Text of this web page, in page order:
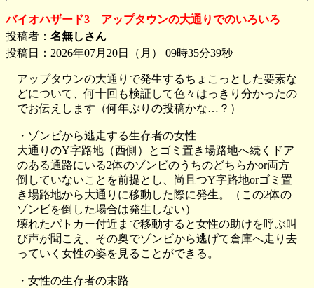
バイオハザード3 アップタウンの大通りでのいろいろ
投稿者： 名無しさん
投稿日：2026年07月20日（月） 09時35分39秒
アップタウンの大通りで発生するちょこっとした要素な
どについて、何十回も検証して色々はっきり分かったの
でお伝えします（何年ぶりの投稿かな…？）
・ゾンビから逃走する生存者の女性
大通りのY字路地（西側）とゴミ置き場路地へ続くドア
のある通路にいる2体のゾンビのうちのどちらかor両方
倒していないことを前提とし、尚且つY字路地orゴミ置
き場路地から大通りに移動した際に発生。（この2体の
ゾンビを倒した場合は発生しない）
壊れたパトカー付近まで移動すると女性の助けを呼ぶ叫
び声が聞こえ、その奥でゾンビから逃げて倉庫へ走り去
っていく女性の姿を見ることができる。
・女性の生存者の末路